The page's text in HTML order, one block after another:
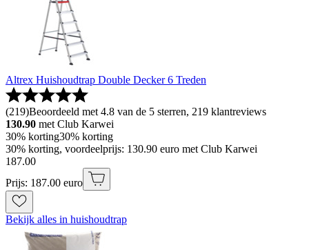
Altrex Huishoudtrap Double Decker 6 Treden
(219)Beoordeeld met 4.8 van de 5 sterren, 219 klantreviews
130.90 met Club Karwei
30% korting30% korting
30% korting, voordeelprijs: 130.90 euro met Club Karwei
187.00
Prijs: 187.00 euro
Bekijk alles in huishoudtrap